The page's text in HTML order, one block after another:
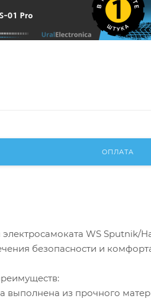
ОПЛАТА
WS Sputnik/
безопасности и
выполнена из прочного